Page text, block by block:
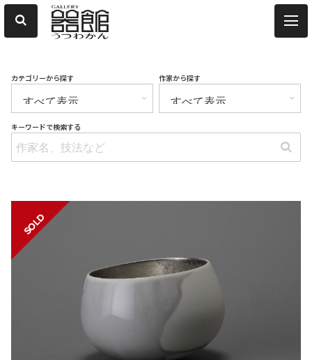
カテゴリーから探す 作家から探す
キーワードで検索する